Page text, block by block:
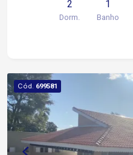
2
Dorm.
1
Banho
Cód. 699581